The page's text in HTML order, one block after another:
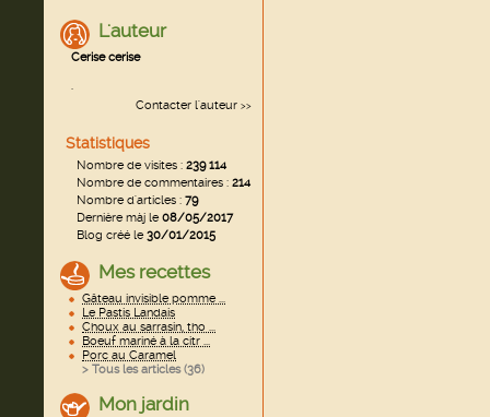
L'auteur
Cerise cerise
.
Contacter l'auteur >>
Statistiques
Nombre de visites : 239 114
Nombre de commentaires : 214
Nombre d'articles : 79
Dernière màj le08/05/2017
Blog créé le30/01/2015
Mes recettes
Gâteau invisible pomme ...
Le Pastis Landais
Choux au sarrasin, tho ...
Boeuf mariné à la citr ...
Porc au Caramel
> Tous les articles (36)
Mon jardin